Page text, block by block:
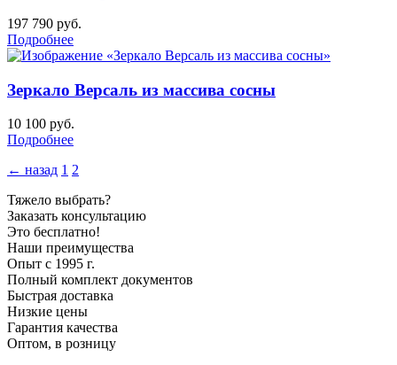
197 790 руб.
Подробнее
Зеркало Версаль из массива сосны
10 100 руб.
Подробнее
← назад 1 2
Тяжело выбрать?
Заказать консультацию
Это бесплатно!
Наши преимущества
Опыт с 1995 г.
Полный комплект документов
Быстрая доставка
Низкие цены
Гарантия качества
Оптом, в розницу